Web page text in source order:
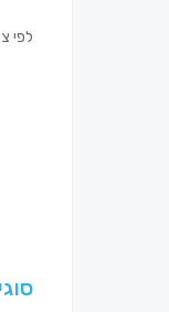
לפי